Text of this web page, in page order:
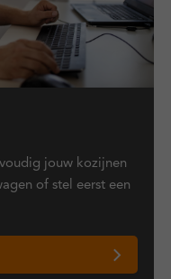
jouw kozijnen
of stel eerst een